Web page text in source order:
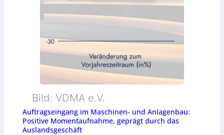
Bild: VDMA e.V.
Auftragseingang im Maschinen- und Anlagenbau:
Positive Momentaufnahme, geprägt durch das
Auslandsgeschäft